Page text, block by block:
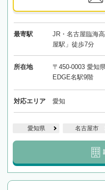
最寄駅
JR・名古屋臨海
屋駅」徒歩7分
所在地
〒450-0003 愛知
EDGE名駅9階
対応エリア 愛知
愛知県 名古屋市